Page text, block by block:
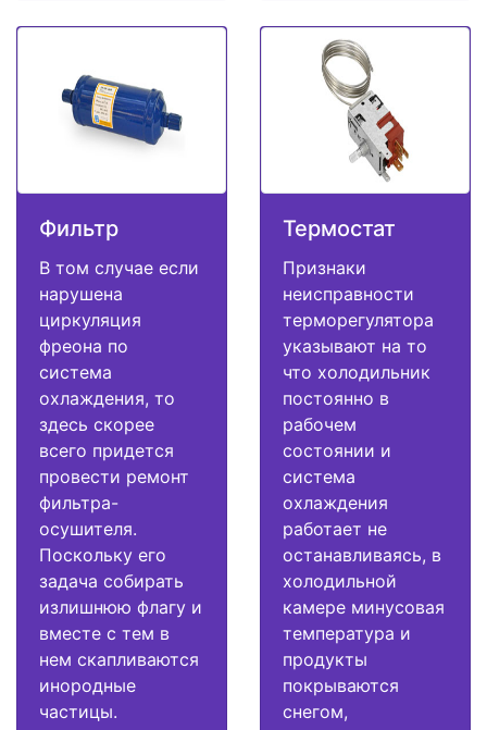
Фильтр
В том случае если
нарушена
циркуляция
фреона по
система
охлаждения, то
здесь скорее
всего придется
провести ремонт
фильтра-
осушителя.
Поскольку его
задача собирать
излишнюю флагу и
вместе с тем в
нем скапливаются
инородные
частицы.
Термостат
Признаки
неисправности
терморегулятора
указывают на то
что холодильник
постоянно в
рабочем
состоянии и
система
охлаждения
работает не
останавливаясь, в
холодильной
камере минусовая
температура и
продукты
покрываются
снегом,